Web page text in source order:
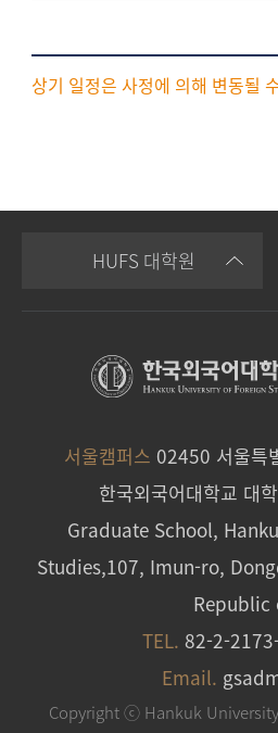
상기 일정은 사정에 의해 변동될
HUFS 대학원
서울캠퍼스 02450 서울특
한국외국어대학교 대
Graduate School,
Studies,107, Imun-ro,
Republic
TEL. 82-2-
Email.
Copyright ⓒ Hankuk